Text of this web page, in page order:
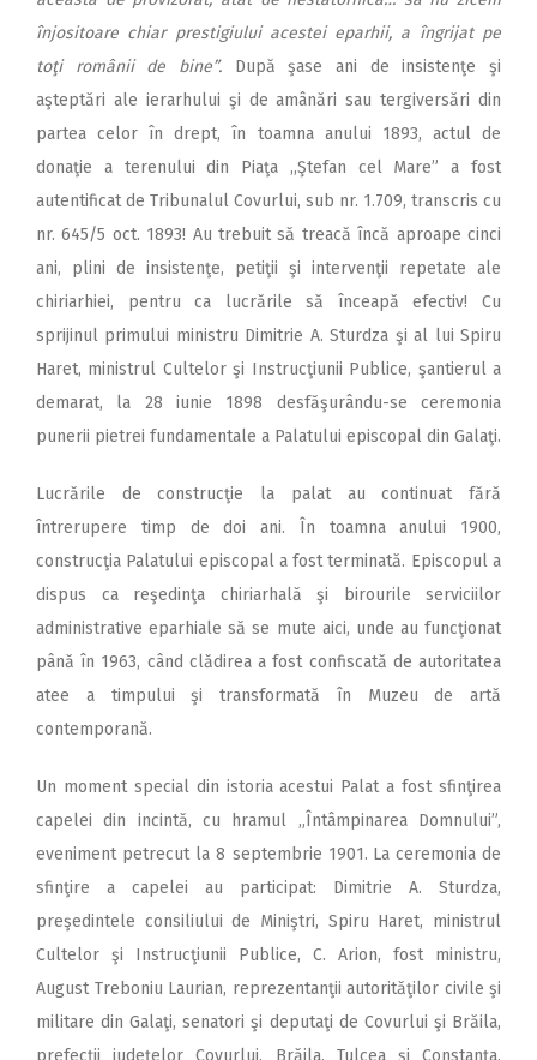
înjositoare chiar prestigiului acestei eparhii, a îngrijat pe
toţi românii de bine”. După şase ani de insistenţe şi
aşteptări ale ierarhului şi de amânări sau tergiversări din
partea celor în drept, în toamna anului 1893, actul de
donaţie a terenului din Piaţa ,,Ştefan cel Mare” a fost
autentificat de Tribunalul Covurlui, sub nr. 1.709, transcris cu
nr. 645/5 oct. 1893! Au trebuit să treacă încă aproape cinci
ani, plini de insistenţe, petiţii şi intervenţii repetate ale
chiriarhiei, pentru ca lucrările să înceapă efectiv! Cu
sprijinul primului ministru Dimitrie A. Sturdza şi al lui Spiru
Haret, ministrul Cultelor şi Instrucţiunii Publice, şantierul a
demarat, la 28 iunie 1898 desfăşurându-se ceremonia
punerii pietrei fundamentale a Palatului episcopal din Galaţi.
Lucrările de construcţie la palat au continuat fără
întrerupere timp de doi ani. În toamna anului 1900,
construcţia Palatului episcopal a fost terminată. Episcopul a
dispus ca reşedinţa chiriarhală şi birourile serviciilor
administrative eparhiale să se mute aici, unde au funcţionat
până în 1963, când clădirea a fost confiscată de autoritatea
atee a timpului şi transformată în Muzeu de artă
contemporană.
Un moment special din istoria acestui Palat a fost sfinţirea
capelei din incintă, cu hramul „Întâmpinarea Domnului”,
eveniment petrecut la 8 septembrie 1901. La ceremonia de
sfinţire a capelei au participat: Dimitrie A. Sturdza,
preşedintele consiliului de Miniştri, Spiru Haret, ministrul
Cultelor şi Instrucţiunii Publice, C. Arion, fost ministru,
August Treboniu Laurian, reprezentanţii autorităţilor civile şi
militare din Galaţi, senatori şi deputaţi de Covurlui şi Brăila,